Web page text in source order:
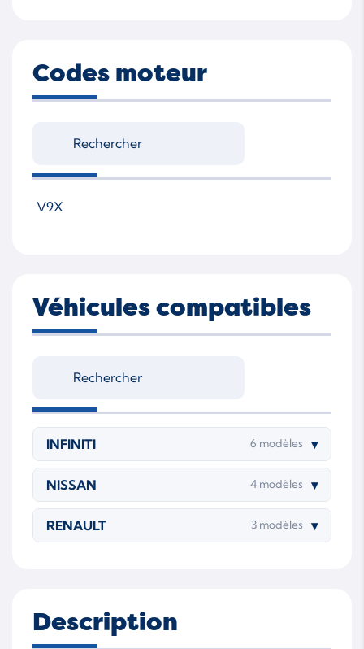
Codes moteur
V9X
Véhicules compatibles
INFINITI 6 modèles ▾
NISSAN 4 modèles ▾
RENAULT 3 modèles ▾
Description